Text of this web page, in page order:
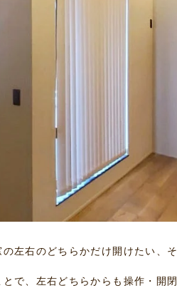
左右のどちらかだけ開けたい、
で、左右どちらからも操作・開